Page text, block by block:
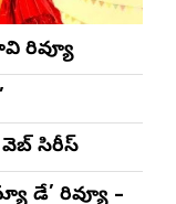
రివ్యూ
వెబ్ సిరీస్
డే’ రివ్యూ –